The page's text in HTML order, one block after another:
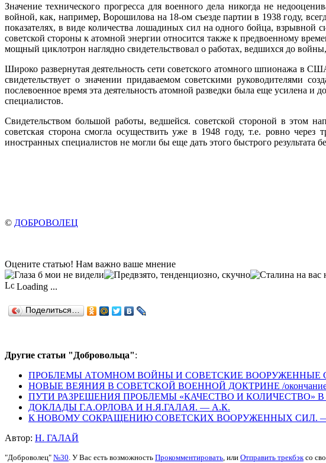
Значение технического прогресса для военного дела никогда не
войной, как, например, Ворошилова на 18-ом съезде партии в 1938 году,
показателях, в виде количества лошадиных сил на одного бойца,
советской стороны к атомной энергии относится также к предвоенному
мощный циклотрон наглядно свидетельствовал о работах, ведшихся до
Широко развернутая деятельность сети советского атомного шпионажа в
свидетельствует о значении придаваемом советскими руководителями
послевоенное время эта деятельность атомной разведки была еще усилена
специалистов.
Свидетельством большой работы, ведшейся. советской стороной в этом
советская сторона смогла осуществить уже в 1948 году, т.е. ровно
иностранных специалистов не могли бы еще дать этого быстрого результата
© ДОБРОВОЛЕЦ
Оцените статью! Нам важно ваше мнение
Loading ...
Поделиться…
Другие статьи "Добровольца":
ПРОБЛЕМЫ АТОМНОМ ВОЙНЫ И СОВЕТСКИЕ ВООРУЖЕННЫЕ
НОВЫЕ ВЕЯНИЯ В СОВЕТСКОЙ ВОЕННОЙ ДОКТРИНЕ /
ПУТИ РАЗРЕШЕНИЯ ПРОБЛЕМЫ «КАЧЕСТВО И КОЛИЧЕСТВО»
ДОКЛАДЫ Г.А.ОРЛОВА И Н.Я.ГАЛАЯ. — А.К.
К НОВОМУ СОКРАЩЕНИЮ СОВЕТСКИХ ВООРУЖЕННЫХ СИЛ.
Автор: H. ГАЛАЙ
"Доброволец" №30 . У Вас есть возможность Прокомментировать , или Отправить трекбэк со